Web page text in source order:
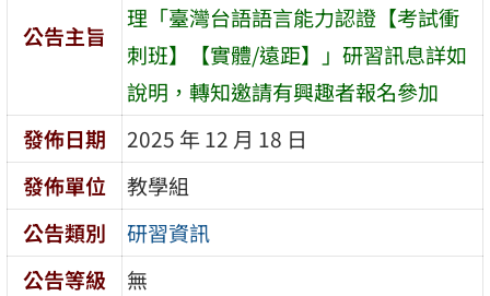
公告主旨
理「臺灣台語語言能力認證【考試衝
刺班】【實體/遠距】」研習訊息詳如
說明，轉知邀請有興趣者報名參加
發佈日期
2025 年 12 月 18 日
發佈單位
教學組
公告類別
研習資訊
公告等級
無